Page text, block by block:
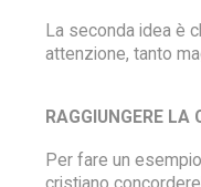
La seconda idea è
attenzione, tanto
RAGGIUNGERE LA
Per fare un